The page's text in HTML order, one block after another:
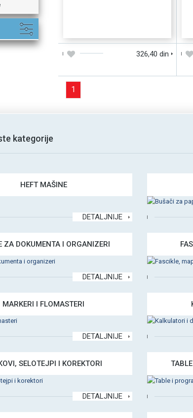
326,40 din
1
kategorije
HEFT MAŠINE
DETALJNIJE
ZA DOKUMENTA I ORGANIZERI
DETALJNIJE
MARKERI I FLOMASTERI
DETALJNIJE
SELOTEJPI I KOREKTORI
DETALJNIJE